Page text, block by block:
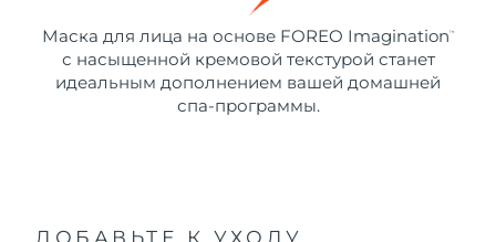
Маска для лица на основе FOREO Imagination ™
с насыщенной кремовой текстурой станет
идеальным дополнением вашей домашней
спа-программы.
ДОБАВЬТЕ К УХОДУ